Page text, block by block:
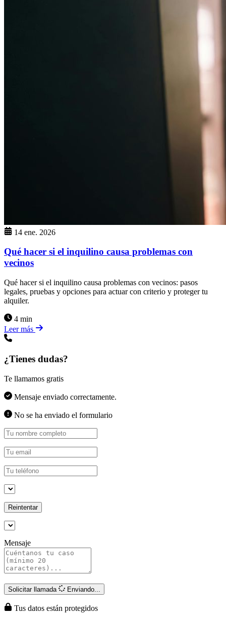
14 ene. 2026
Qué hacer si el inquilino causa problemas con
vecinos
Qué hacer si el inquilino causa problemas con vecinos: pasos
legales, pruebas y opciones para actuar con criterio y proteger tu
alquiler.
4 min
Leer más
¿Tienes dudas?
Te llamamos gratis
Mensaje enviado correctamente.
No se ha enviado el formulario
Reintentar
Mensaje
Solicitar llamada Enviando...
Tus datos están protegidos